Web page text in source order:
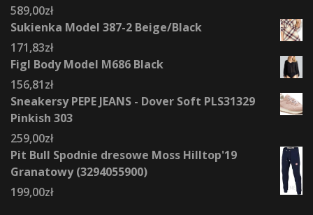
589,00zł
Sukienka Model 387-2 Beige/Black
171,83zł
Figl Body Model M686 Black
156,81zł
Sneakersy PEPE JEANS - Dover Soft PLS31329
Pinkish 303
259,00zł
Pit Bull Spodnie dresowe Moss Hilltop'19
Granatowy (3294055900)
199,00zł